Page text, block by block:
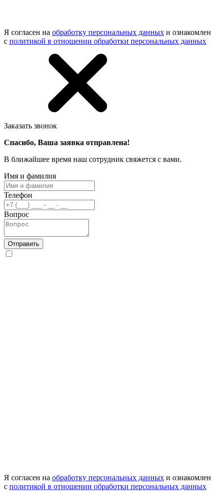
Я согласен на обработку персональных данных и ознакомлен
с политикой в отношении обработки персональных данных
Заказать звонок
Спасибо, Ваша заявка отправлена!
В ближайшее время наш сотрудник свяжется с вами.
Имя и фамилия
Телефон
Вопрос
Отправить
Я согласен на обработку персональных данных и ознакомлен
с политикой в отношении обработки персональных данных